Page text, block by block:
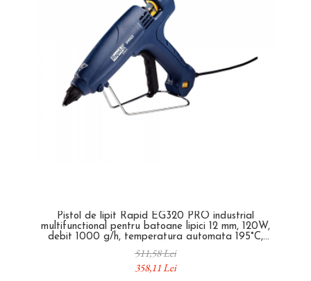
Pistol de lipit Rapid EG320 PRO industrial
multifunctional pentru batoane lipici 12 mm, 120W,
debit 1000 g/h, temperatura automata 195°C,
5000326
511,58 Lei
358,11 Lei